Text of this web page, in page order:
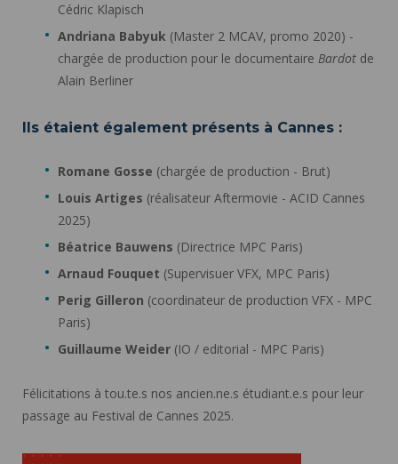
Cédric Klapisch
Andriana Babyuk (Master 2 MCAV, promo 2020) -
chargée de production pour le documentaire Bardot de
Alain Berliner
Ils étaient également présents à Cannes :
Romane Gosse (chargée de production - Brut)
Louis Artiges (réalisateur Aftermovie - ACID Cannes
2025)
Béatrice Bauwens (Directrice MPC Paris)
Arnaud Fouquet (Supervisuer VFX, MPC Paris)
Perig Gilleron (coordinateur de production VFX - MPC
Paris)
Guillaume Weider (IO / editorial - MPC Paris)
Félicitations à tou.te.s nos ancien.ne.s étudiant.e.s pour leur
passage au Festival de Cannes 2025.